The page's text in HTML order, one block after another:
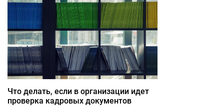
Что делать, если в организации идет
проверка кадровых документов